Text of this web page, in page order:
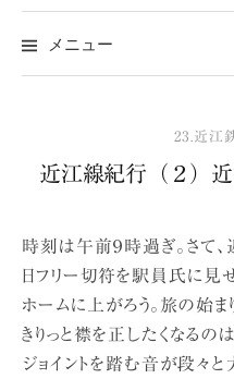
ッ
プ メニュー
23.近江
近江線紀行（２）
時刻は午前９時過ぎ。さて
日フリー切符を駅員氏に見
ホームに上がろう。旅の始ま
きりっと襟を正したくなるの
ジョイントを踏む音が段々